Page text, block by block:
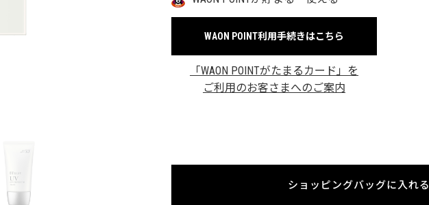
WAON POINT利用手続きはこちら
「WAON POINTがたまるカード」を
ご利用のお客さまへのご案内
ショッピングバッグに入れる